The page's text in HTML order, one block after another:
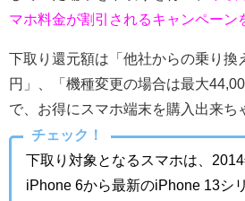
マホ料金が割引されるキャンペーン
下取り還元額は「他社からの乗り換
円」、「機種変更の場合は最大
で、お得にスマホ端末を購入出来ち
チェック！
下取り対象となるスマホは、
iPhone 6から最新のiPhone 13シ